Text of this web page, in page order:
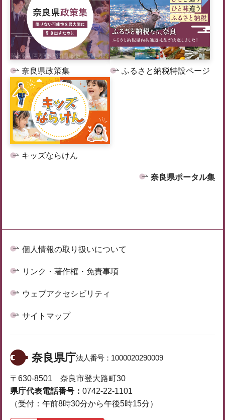
奈良県政策集 ふるさと納税特設ページ
キッズならけん
奈良県ポータル集
個人情報の取り扱いについて
リンク・著作権・免責事項
ウェブアクセシビリティ
サイトマップ
奈良県庁法人番号： 1000020290009
〒630-8501 奈良市登大路町30
県庁代表電話番号： 0742-22-1101
（受付：午前8時30分から午後5時15分）